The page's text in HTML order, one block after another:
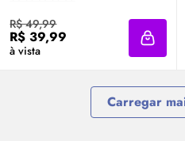
R$ 49,99
R$ 39,99
à vista
Carregar